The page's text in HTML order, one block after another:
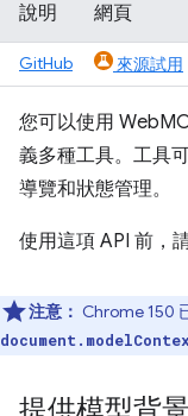
說明 網頁
GitHub 來源試用
您可以使用
義多種工具。工具
導覽和狀態管理。
使用這項 API 前，
注意： Chrome 150